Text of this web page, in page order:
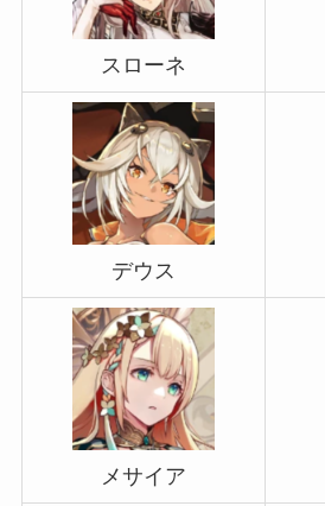
スローネ
デウス
メサイア